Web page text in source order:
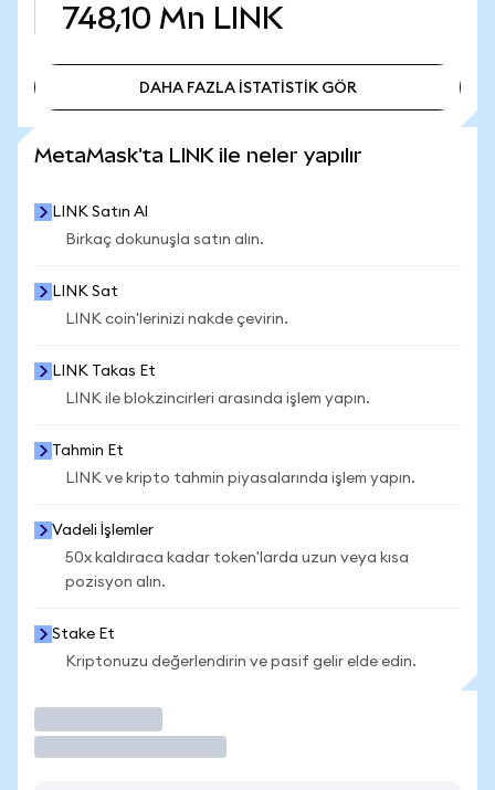
748,10 Mn LINK
DAHA FAZLA İSTATİSTİK GÖR
MetaMask'ta LINK ile neler yapılır
LINK Satın Al
Birkaç dokunuşla satın alın.
LINK Sat
LINK coin'lerinizi nakde çevirin.
LINK Takas Et
LINK ile blokzincirleri arasında işlem yapın.
Tahmin Et
LINK ve kripto tahmin piyasalarında işlem yapın.
Vadeli İşlemler
50x kaldıraca kadar token'larda uzun veya kısa
pozisyon alın.
Stake Et
Kriptonuzu değerlendirin ve pasif gelir elde edin.